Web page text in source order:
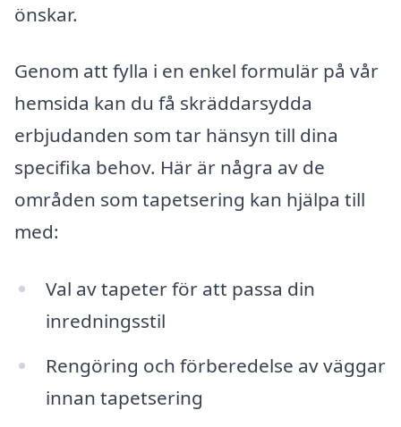
önskar.
Genom att fylla i en enkel formulär på vår
hemsida kan du få skräddarsydda
erbjudanden som tar hänsyn till dina
specifika behov. Här är några av de
områden som tapetsering kan hjälpa till
med:
Val av tapeter för att passa din
inredningsstil
Rengöring och förberedelse av väggar
innan tapetsering